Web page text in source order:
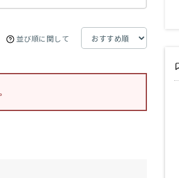
並び順に関して